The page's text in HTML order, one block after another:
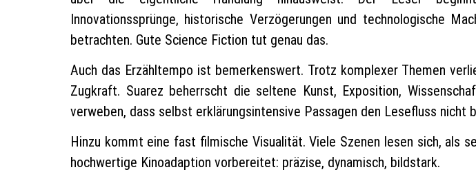
Innovationssprünge, historische Verzögerungen und technologische
betrachten. Gute Science Fiction tut genau das.
Auch das Erzähltempo ist bemerkenswert. Trotz komplexer Themen
Zugkraft. Suarez beherrscht die seltene Kunst, Exposition,
verweben, dass selbst erklärungsintensive Passagen den Lesefluss nicht
Hinzu kommt eine fast filmische Visualität. Viele Szenen lesen sich, als
hochwertige Kinoadaption vorbereitet: präzise, dynamisch, bildstark.